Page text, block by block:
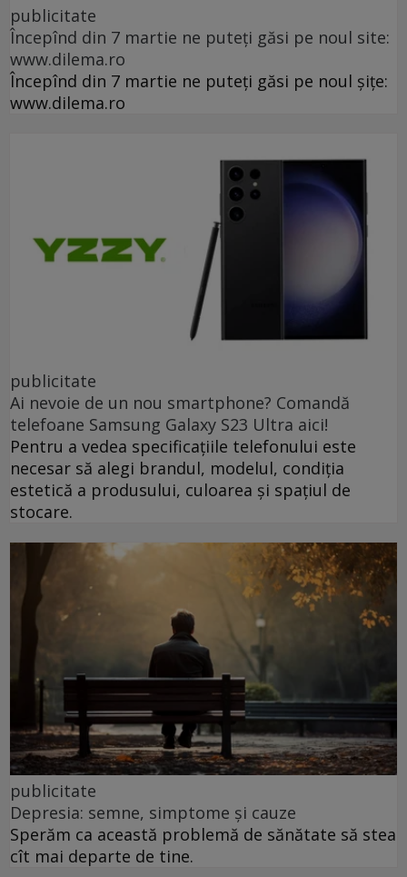
publicitate
Începînd din 7 martie ne puteți găsi pe noul site:
www.dilema.ro
Începînd din 7 martie ne puteți găsi pe noul șițe:
www.dilema.ro
publicitate
Ai nevoie de un nou smartphone? Comandă
telefoane Samsung Galaxy S23 Ultra aici!
Pentru a vedea specificațiile telefonului este
necesar să alegi brandul, modelul, condiția
estetică a produsului, culoarea și spațiul de
stocare.
publicitate
Depresia: semne, simptome și cauze
Sperăm ca această problemă de sănătate să stea
cît mai departe de tine.